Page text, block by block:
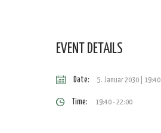
EVENT DETAILS
Date: 5. Januar 2030 | 19:40
Time: 19:40 - 22:00